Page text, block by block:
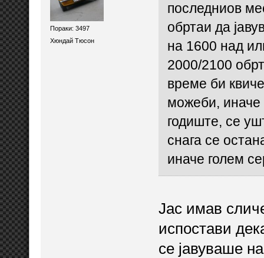
Пораки: 3497
Хюндай Тюсон
последниов
обртаи да
на 1600 над
2000/2100
време би
можеби, иначе
годиште, се
снага се
иначе голем
Јас имав
испостави
се јавуваше